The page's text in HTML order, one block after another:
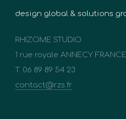
design global & solutions
RHIZOME STUDIO
1 rue royale ANNECY FRANCE
T. 06 89 89 54 23
contact@rzs.fr